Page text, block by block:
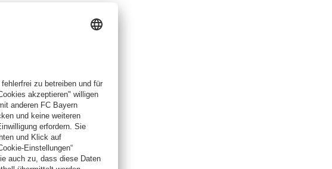
nahm
bereits der
fortan in
zum dritten
zielte